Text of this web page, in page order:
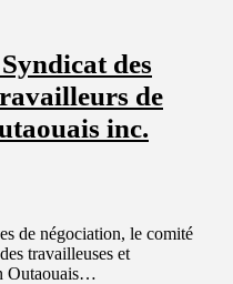
des
de
inc.
de négociation, le comité
travailleuses et
Outaouais…